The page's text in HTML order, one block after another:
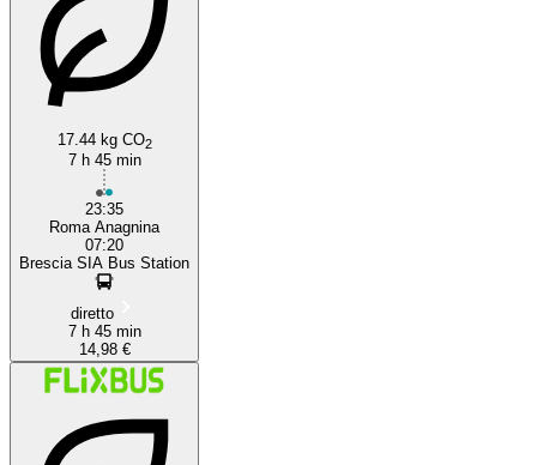
17.44 kg CO2
7 h 45 min
23:35
Roma Anagnina
07:20
Brescia SIA Bus Station
diretto
7 h 45 min
14,98 €